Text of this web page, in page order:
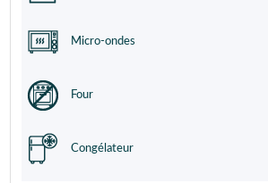
Micro-ondes
Four
Congélateur